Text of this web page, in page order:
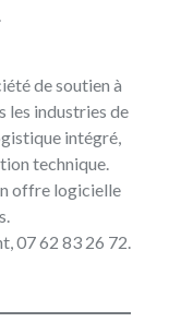
de soutien à
les industries de
intégré,
technique.
offre logicielle
07 62 83 26 72.